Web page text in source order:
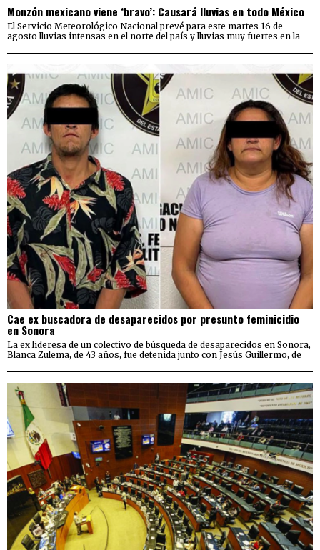
Monzón mexicano viene ‘bravo’: Causará lluvias en todo México
El Servicio Meteorológico Nacional prevé para este martes 16 de
agosto lluvias intensas en el norte del país y lluvias muy fuertes en la
Cae ex buscadora de desaparecidos por presunto feminicidio
en Sonora
La ex lideresa de un colectivo de búsqueda de desaparecidos en Sonora,
Blanca Zulema, de 43 años, fue detenida junto con Jesús Guillermo, de